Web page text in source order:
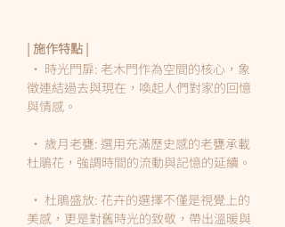
| 施作特點 |
• 時光門扉: 老木門作為空間的核心，象
徵連結過去與現在，喚起人們對家的回憶
與情感。
• 歲月老甕: 選用充滿歷史感的老甕承載
杜鵑花，強調時間的流動與記憶的延續。
• 杜鵑盛放: 花卉的選擇不僅是視覺上的
美感，更是對舊時光的致敬，帶出溫暖與